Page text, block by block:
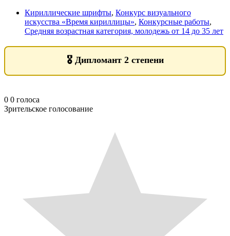
Кириллические шрифты, Конкурс визуального
искусства «Время кириллицы», Конкурсные работы,
Средняя возрастная категория, молодежь от 14 до 35 лет
🎖️ Дипломант 2 степени
0 0 голоса
Зрительское голосование